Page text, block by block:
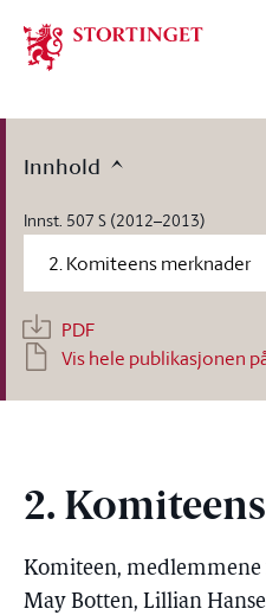
Stortinget.no
Innhold
Innst. 507 S (2012–2013)
PDF
Vis hele publikasjonen
2.
Komiteen,
May Botten, Lillian